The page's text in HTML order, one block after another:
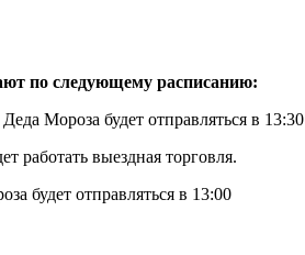
по следующему расписанию:
Мороза будет отправляться в 13:30
работать выездная торговля.
будет отправляться в 13:00